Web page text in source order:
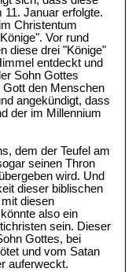
11. Januar erfolgte.
Christentum
Vor rund
diese drei "Könige"
entdeckt und
Sohn Gottes
den Menschen
angekündigt, dass
der im Millennium
dem der Teufel am
seinen Thron
wird. Und
dieser biblischen
diesen
also ein
sein. Dieser
Gottes, bei
und vom Satan
auferweckt.